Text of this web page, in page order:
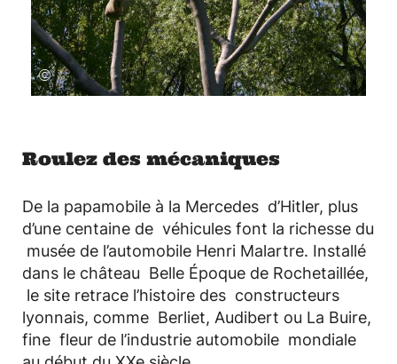
©
Roulez des mécaniques
De la papamobile à la Mercedes d’Hitler, plus
d’une centaine de véhicules font la richesse du
musée de l’automobile Henri Malartre. Installé
dans le château Belle Époque de Rochetaillée,
le site retrace l’histoire des constructeurs
lyonnais, comme Berliet, Audibert ou La Buire,
fine fleur de l’industrie automobile mondiale